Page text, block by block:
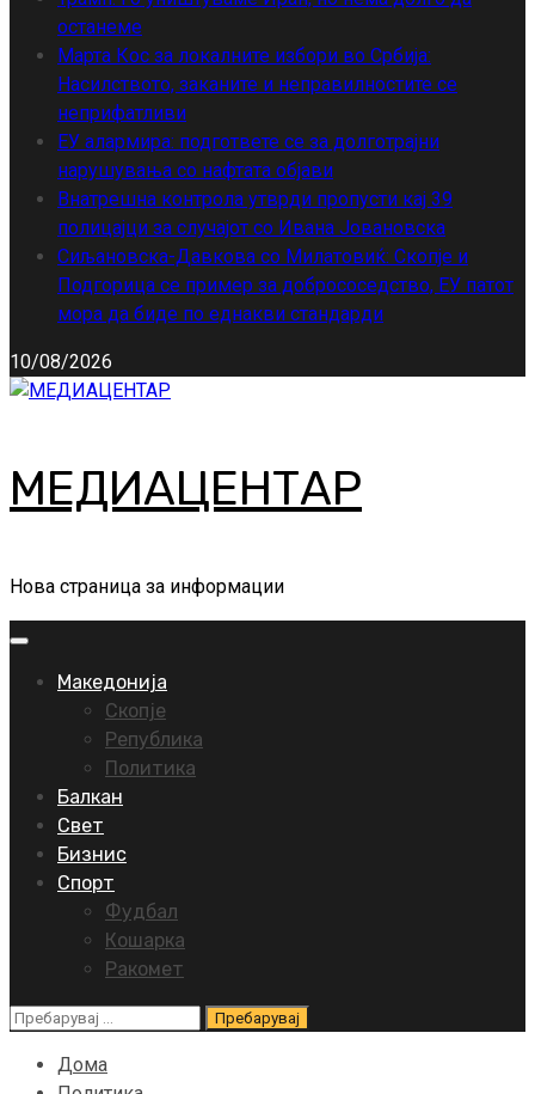
останеме
Марта Кос за локалните избори во Србија:
Насилството, заканите и неправилностите се
неприфатливи
ЕУ алармира: подгответе се за долготрајни
нарушувања со нафтата објави
Внатрешна контрола утврди пропусти кај 39
полицајци за случајот со Ивана Јовановска
Сиљановска-Давкова со Милатовиќ: Скопје и
Подгорица се пример за добрососедство, ЕУ патот
мора да биде по еднакви стандарди
10/08/2026
МЕДИАЦЕНТАР
Нова страница за информации
Primary
Македонија
Скопје
Република
Политика
Балкан
Свет
Бизнис
Спорт
Фудбал
Кошарка
Ракомет
Пребарувај
Дома